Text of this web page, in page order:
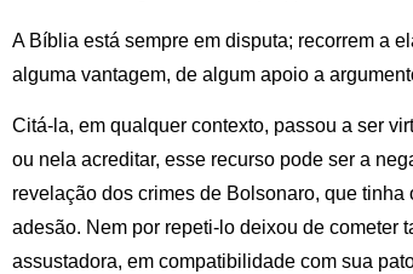
A Bíblia está sempre em disputa; recorrem a
alguma vantagem, de algum apoio a
Citá-la, em qualquer contexto, passou a ser
ou nela acreditar, esse recurso pode ser a
revelação dos crimes de Bolsonaro, que
adesão. Nem por repeti-lo deixou de cometer
assustadora, em compatibilidade com sua